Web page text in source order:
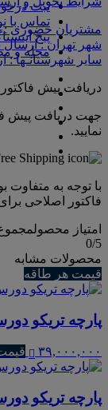
ثبت
تماس با
پیج
مجله و
مشتریان حضوری :
شهر تهران : ارسال
سایر شهرستانـها :
دریافت پیش فاکتور
جهت دریافت پیش
نمایید.
با توجه به
فاکتور اصلاحی
امتیاز محصول
0/5
محصولات مشابه
قیمت هر طاقه
پارچه تریکو
۳۹,۰۰۰,۰۰۰
پارچه تریکو